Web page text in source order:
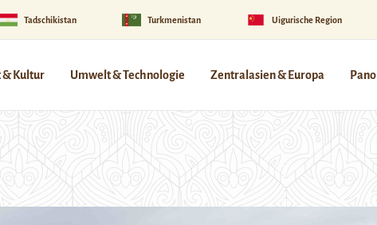
Tadschikistan Turkmenistan Uigurische Region
& Kultur Umwelt & Technologie Zentralasien & Europa